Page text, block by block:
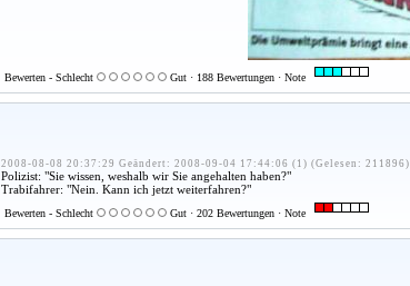
Bewerten - Schlecht Gut · 188 Bewertungen · Note
2008-08-08 20:37:29 Geändert: 2008-09-04 17:44:06 (1) (Gelesen: 211896)
Polizist: "Sie wissen, weshalb wir Sie angehalten haben?"
Trabifahrer: "Nein. Kann ich jetzt weiterfahren?"
Bewerten - Schlecht Gut · 202 Bewertungen · Note